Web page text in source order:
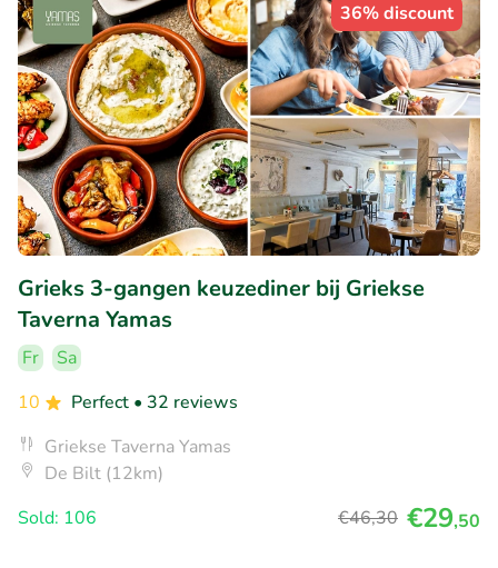
36% discount
Grieks 3-gangen keuzediner bij Griekse
Taverna Yamas
Fr
Sa
10
Perfect • 32 reviews
Griekse Taverna Yamas
De Bilt (12km)
Sold: 106
€46,30 €29,50